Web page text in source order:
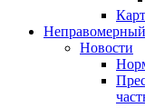
Новости